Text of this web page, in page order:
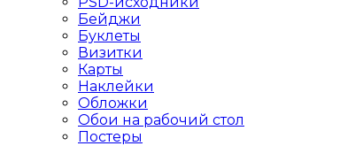
Бейджи
Буклеты
Визитки
Карты
Наклейки
Обложки
Обои на рабочий стол
Постеры